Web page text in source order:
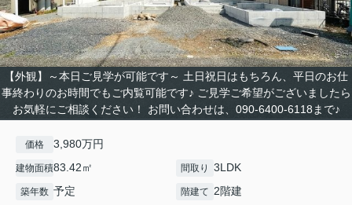
【外観】～本日ご見学が可能です～ 土日祝日はもちろん、平日のお仕
事終わりのお時間でもご内覧可能です♪ ご見学ご希望がございましたら
お気軽にご相談ください！ お問い合わせは、090-6400-6118まで♪
価格 3,980万円
建物面積83.42㎡ 間取り 3LDK
築年数 予定 階建て 2階建